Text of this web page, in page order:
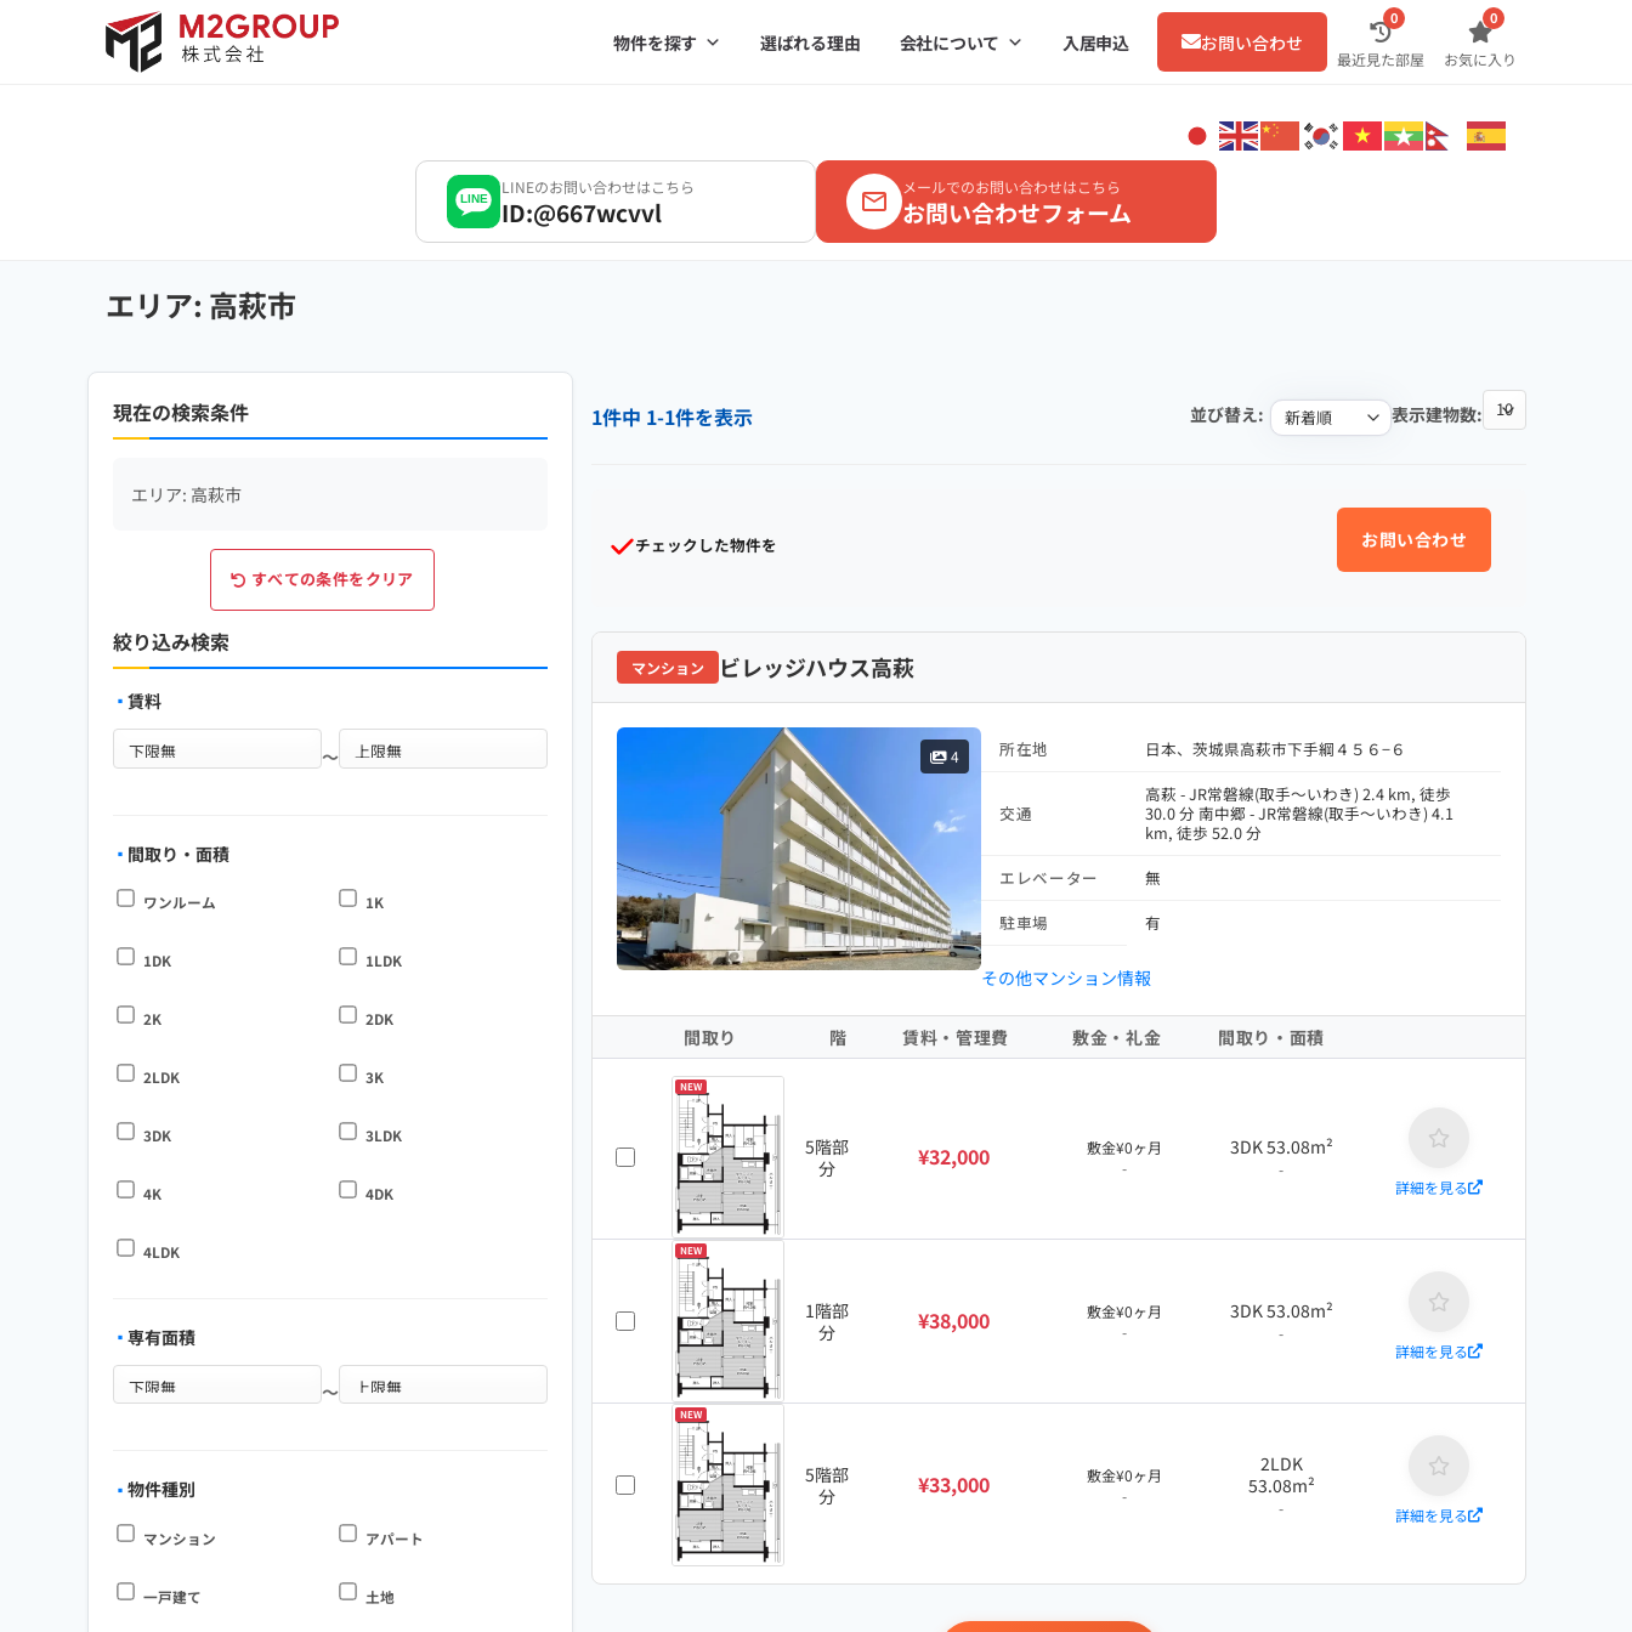
LINE
LINEのお問い合わせはこちら
ID:@667wcvvl
メールでのお問い合わせはこちら
お問い合わせフォーム
物件を探す 選ばれる理由 会社について 入居申込 お問い合わせ
0
最近見た部屋
0
お気に入り
エリア: 高萩市
現在の検索条件
エリア: 高萩市
すべての条件をクリア
絞り込み検索
賃料
～
間取り・面積
ワンルーム 1K
1DK 1LDK
2K 2DK
2LDK 3K
3DK 3LDK
4K 4DK
4LDK
専有面積
～
物件種別
マンション アパート
一戸建て 土地
1件中 1-1件を表示 並び替え: 表示建物数:
チェックした物件を お問い合わせ
マンション ビレッジハウス高萩
4 所在地 日本、茨城県高萩市下手綱４５６−６
交通
高萩 - JR常磐線(取手～いわき) 2.4 km, 徒歩
30.0 分 南中郷 - JR常磐線(取手～いわき) 4.1
km, 徒歩 52.0 分
エレベーター
無
駐車場
有
その他マンション情報
間取り 階 賃料・管理費 敷金・礼金 間取り・面積
NEW
5階部
分
¥32,000
敷金¥0ヶ月
-
3DK 53.08m²
-
詳細を見る
NEW
1階部
分
¥38,000
敷金¥0ヶ月
-
3DK 53.08m²
-
詳細を見る
NEW
5階部
分
¥33,000
敷金¥0ヶ月
-
2LDK
53.08m²
- 詳細を見る